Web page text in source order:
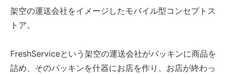
架空の運送会社をイメージしたモバイル型コンセプトス
トア。
FreshServiceという架空の運送会社がパッキンに商品を
詰め、そのパッキンを什器にお店を作り、お店が終わっ